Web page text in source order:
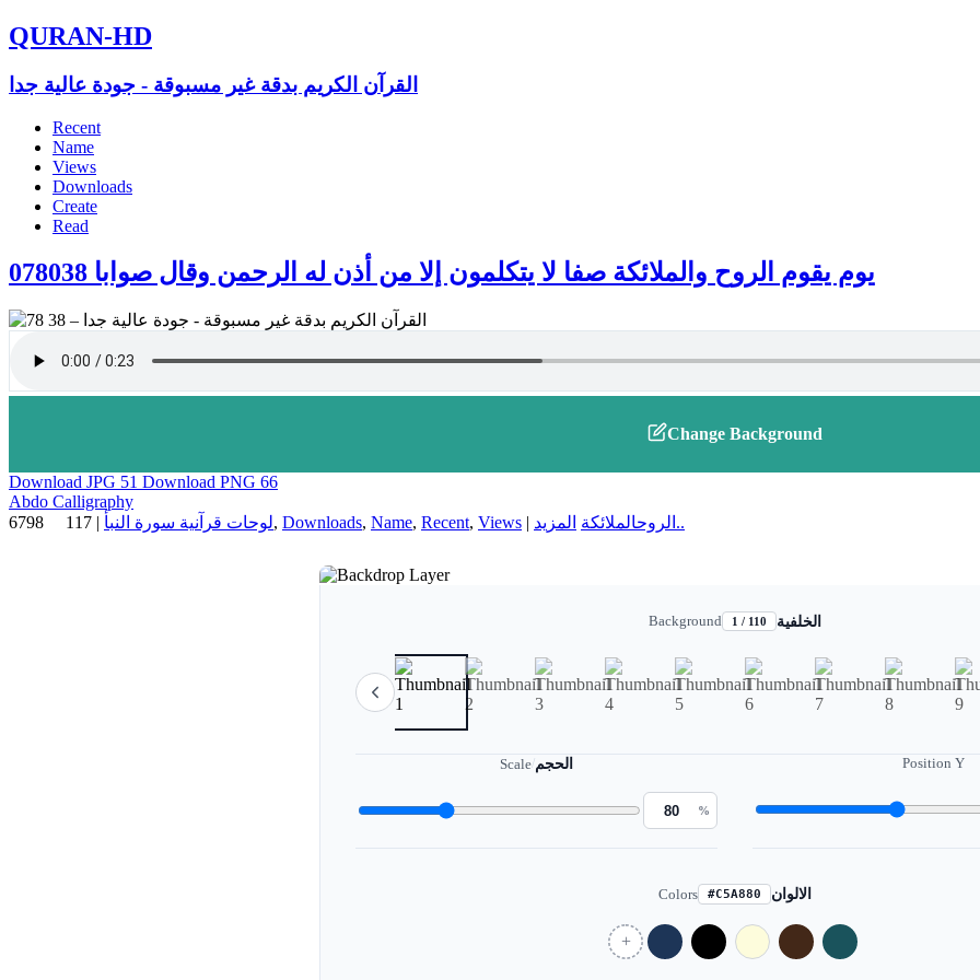
QURAN-HD
القرآن الكريم بدقة غير مسبوقة - جودة عالية جدا
Recent
Name
Views
Downloads
Create
Read
078038 يوم يقوم الروح والملائكة صفا لا يتكلمون إلا من أذن له الرحمن وقال صوابا
Change Background
Download JPG 51 Download PNG 66
Abdo Calligraphy
6798
117 | لوحات قرآنية سورة النبأ, Downloads, Name, Recent, Views | الروحالملائكة المزيد..
Background 1 / 110 الخلفية
Scale/الحجم
%
Position Y
Colors #C5A880 الالوان